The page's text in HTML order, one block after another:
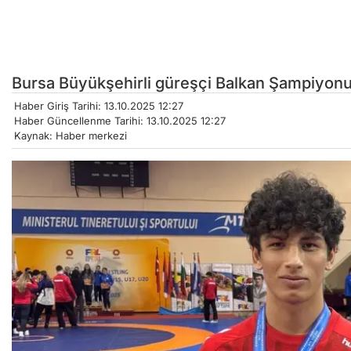
Bursa Büyükşehirli güreşçi Balkan
Haber Giriş Tarihi: 13.10.2025 12:27
Haber Güncellenme Tarihi: 13.10.2025 12:27
Kaynak: Haber merkezi